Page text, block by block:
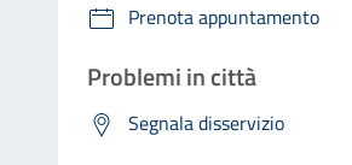
Prenota appuntamento
Problemi in città
Segnala disservizio